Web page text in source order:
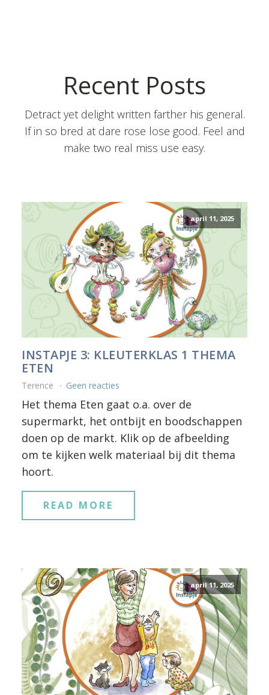
Recent Posts
Detract yet delight written farther his general.
If in so bred at dare rose lose good. Feel and
make two real miss use easy.
april 11, 2025
INSTAPJE 3: KLEUTERKLAS 1 THEMA
ETEN
Terence Geen reacties
Het thema Eten gaat o.a. over de
supermarkt, het ontbijt en boodschappen
doen op de markt. Klik op de afbeelding
om te kijken welk materiaal bij dit thema
hoort.
READ MORE
april 11, 2025